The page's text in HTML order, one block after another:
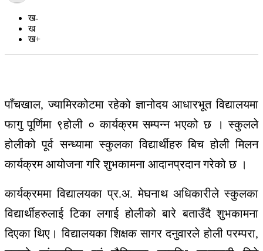
जीवनशैली
कृषि
शिक्षा
भिडियो
ग्यालरी
ख-
ख
ख+
पाँचखाल, ज्यामिरकोटमा रहेको ज्ञानोदय आधारभूत विद्यालयमा
फागु पूर्णिमा ९होली ० कार्यक्रम सम्पन्न भएको छ । स्कुलले
होलीको पूर्व सन्ध्यामा स्कुलका विद्यार्थीहरु बिच होली मिलन
कार्यक्रम आयोजना गरि शुभकामना आदानप्रदान गरेको छ ।
कार्यक्रममा विद्यालयका प्र.अ. मेघनाथ अधिकारीले स्कुलका
विद्यार्थीहरुलाई टिका लगाई होलीको बारे बताउँदै शुभकामना
दिएका थिए। विद्यालयका शिक्षक सागर दनुवारले होली परम्परा,